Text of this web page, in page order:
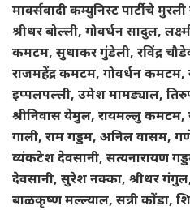
मार्क्सवादी कम्युनिस्ट पार्टीचे
श्रीधर बोल्ली, गोवर्धन सादुल,
कमटम, सुधाकर गुंडेली, रविंद्र
राजमहेंद्र कमटम, गोवर्धन कमटम,
इप्पलपल्ली, उमेश मामड्याल,
श्रीनिवास येमुल, रायमल्लु कमटम,
गाली, राम गड्डम, अनिल वासम,
व्यंकटेश देवसानी, सत्यनारायण
देवसानी, सुरेश नक्का, श्रीधर
बाळकृष्ण मल्ल्याल, सन्नी कोंडा,